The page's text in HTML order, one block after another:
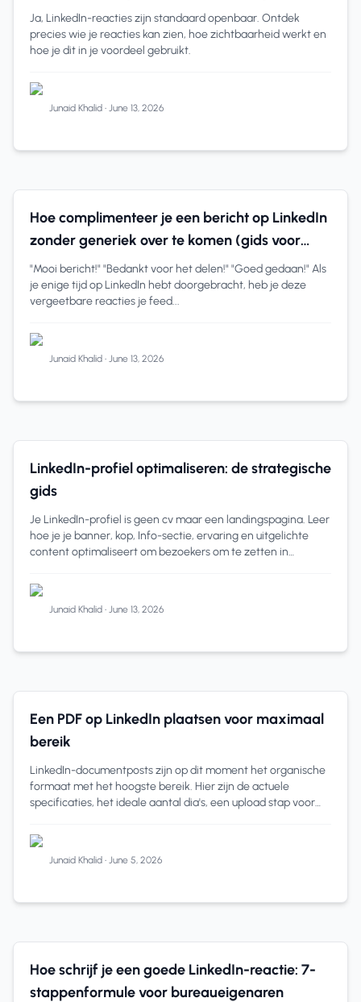
professionals
Ja, LinkedIn-reacties zijn standaard openbaar. Ontdek
precies wie je reacties kan zien, hoe zichtbaarheid werkt en
hoe je dit in je voordeel gebruikt.
Junaid Khalid • June 13, 2026
LinkedIn Betrokkenheid 9 min read
Hoe complimenteer je een bericht op LinkedIn
zonder generiek over te komen (gids voor
bureau-eigenaren)
"Mooi bericht!" "Bedankt voor het delen!" "Goed gedaan!" Als
je enige tijd op LinkedIn hebt doorgebracht, heb je deze
vergeetbare reacties je feed...
Junaid Khalid • June 13, 2026
LinkedIn Tips 6 min read
LinkedIn-profiel optimaliseren: de strategische
gids
Je LinkedIn-profiel is geen cv maar een landingspagina. Leer
hoe je je banner, kop, Info-sectie, ervaring en uitgelichte
content optimaliseert om bezoekers om te zetten in
Junaid Khalid • June 13, 2026
pdf op linkedin plaatsen 12 min read
Een PDF op LinkedIn plaatsen voor maximaal
bereik
LinkedIn-documentposts zijn op dit moment het organische
formaat met het hoogste bereik. Hier zijn de actuele
specificaties, het ideale aantal dia's, een upload stap voor
Junaid Khalid • June 5, 2026
LinkedIn Engagement 12 min read
Hoe schrijf je een goede LinkedIn-reactie: 7-
stappenformule voor bureaueigenaren